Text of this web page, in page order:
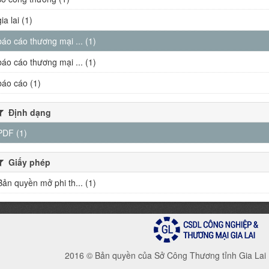
lai (1)
cáo thương mại ... (1)
cáo thương mại ... (1)
cáo (1)
Định dạng
(1)
Giấy phép
quyền mở phi th... (1)
2016 © Bản quyền của Sở Công Thương tỉnh Gia Lai